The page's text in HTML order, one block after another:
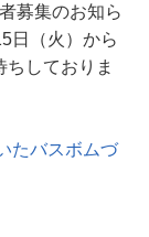
募集のお知ら
日（火）から
しておりま
たバスボムづ